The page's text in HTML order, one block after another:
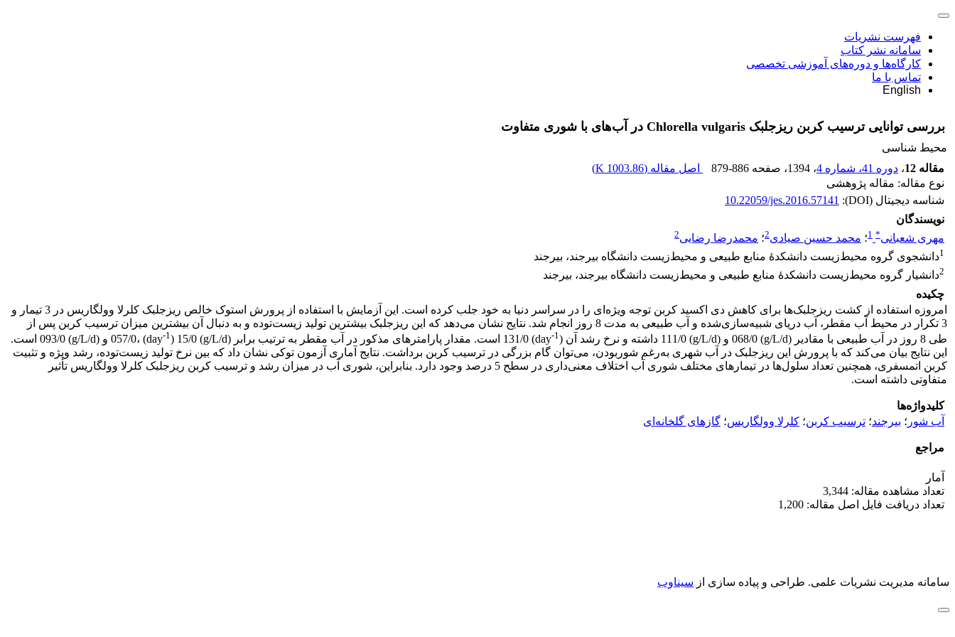
فهرست نشریات
سامانه نشر کتاب
کارگاه‌ها و دوره‌های آموزشی تخصصی
تماس با ما
English
بررسی توانایی ترسیب کربن ریزجلبک Chlorella vulgaris در آب‌های با شوری متفاوت
محیط شناسی
مقاله 12
، دوره 41، شماره 4 ، 1394 ، صفحه 879-886 اصل مقاله (1003.86 K
)
نوع مقاله: مقاله پژوهشی
شناسه دیجیتال (DOI):
10.22059/jes.2016.57141
نویسندگان
مهری شعبانی*
1؛ محمد حسین صیادی2؛ محمدرضا رضایی2
1دانشجوی گروه محیط‌زیست دانشکدۀ منابع طبیعی و محیط‌زیست دانشگاه بیرجند، بیرجند
2دانشیار گروه محیط‌زیست دانشکدۀ منابع طبیعی و محیط‌زیست دانشگاه بیرجند، بیرجند
چکیده
امروزه استفاده از کشت ریزجلبک‌ها برای کاهش دی اکسید کربن توجه ویژه‌ای را در سراسر دنیا به خود جلب کرده است. این آزمایش با استفاده از پرورش استوک خالص ریزجلبک کلرلا وولگاریس در 3 تیمار و
3 تکرار در محیط آب مقطر، آب دریای شبیه‌سازی‌شده و آب طبیعی به مدت 8 روز انجام شد. نتایج نشان می‌دهد که این ریزجلبک بیشترین تولید زیست‌توده و به دنبال آن بیشترین میزان ترسیب کربن پس از
طی 8 روز در آب طبیعی با مقادیر (g/L/d) 068/0 و (g/L/d) 111/0 داشته و نرخ رشد آن (day
-1 ) 131/0 است. مقدار پارامترهای مذکور در آب مقطر به ترتیب برابر (g/L/d) 057/0، (day -1
) 15/0 و (g/L/d) 093/0 است.
این نتایج بیان می‌کند که با پرورش این ریزجلبک در آب شهری به‌رغم شوربودن، می‌توان گام بزرگی در ترسیب کربن برداشت. نتایج آماری آزمون توکی نشان داد که بین نرخ تولید زیست‌توده، رشد ویژه و تثبیت
کربن اتمسفری، همچنین تعداد سلول‌ها در تیمارهای مختلف شوری آب اختلاف معنی‌داری در سطح 5 درصد وجود دارد. بنابراین، شوری آب در میزان رشد و ترسیب کربن ریزجلبک کلرلا وولگاریس تأثیر
متفاوتی داشته است.
کلیدواژه‌ها
آب شور ؛ بیرجند؛ ترسیب کربن؛ کلرلا وولگاریس؛ گازهای گلخانه‌ای
مراجع
آمار
تعداد مشاهده مقاله: 3,344
تعداد دریافت فایل اصل مقاله: 1,200
سامانه مدیریت نشریات علمی. طراحی و پیاده سازی از سیناوب